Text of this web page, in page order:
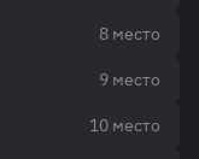
8 место
9 место
10 место